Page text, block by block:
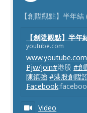
【創陞觀點】半年
【創陞觀點】半
youtube.com
Pjw/join#港股#創
陳鎮強 #港股創陞
Facebook
Video